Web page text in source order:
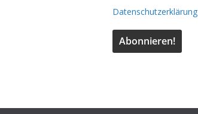
Datenschutzerklärung